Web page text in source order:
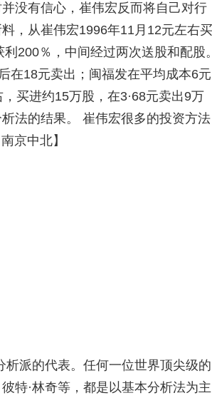
没有信心，崔伟宏反而将自己对行
，从崔伟宏1996年11月12元左右买
200％，中间经过两次送股和配股。
在18元卖出；闽福发在平均成本6元
买进约15万股，在3·68元卖出9万
法的结果。 崔伟宏很多的投资方法
京中北】
派的代表。任何一位世界顶尖级的
特·林奇等，都是以基本分析法为主